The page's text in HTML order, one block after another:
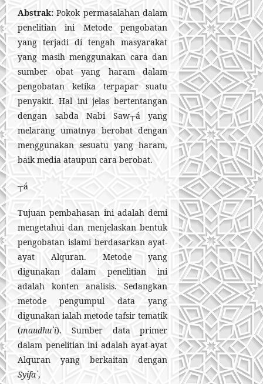
Abstrak:Pokok permasalahan dalam
penelitian ini
Metode pengobatan
yang terjadi di tengah masyarakat
yang masih menggunakan cara dan
sumber obat yang haram dalam
pengobatan ketika terpapar suatu
penyakit. Hal ini jelas bertentangan
dengan sabda Nabi Saw┬á yang
melarang umatnya berobat dengan
menggunakan sesuatu yang haram,
baik media ataupun cara berobat.
┬á
Tujuan pembahasan ini adalah demi
mengetahui dan menjelaskan bentuk
pengobatan islami berdasarkan ayat-
ayat Alquran. Metode yang
digunakan dalam penelitian ini
adalah konten analisis. Sedangkan
metode pengumpul data yang
digunakan ialah metode tafsir tematik
(maudhu`i). Sumber data primer
dalam penelitian ini adalah ayat-ayat
Alquran yang berkaitan dengan
Syifa`,